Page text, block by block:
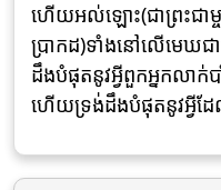
ហើយអល់ឡោះ(ជាព្រះជាម្
ប្រាកដ)ទាំងនៅលើមេឃជ
ដឹងបំផុតនូវអ្វីពួកអ្នកលាក់
ហើយទ្រង់ដឹងបំផុតនូវអ្វីដែ